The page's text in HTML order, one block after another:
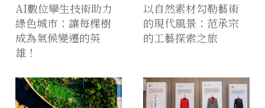
AI數位孿生技術助力
綠色城市：讓每棵樹
成為氣候變遷的英
雄！
以自然素材勾勒藝術
的現代風景：范承宗
的工藝探索之旅